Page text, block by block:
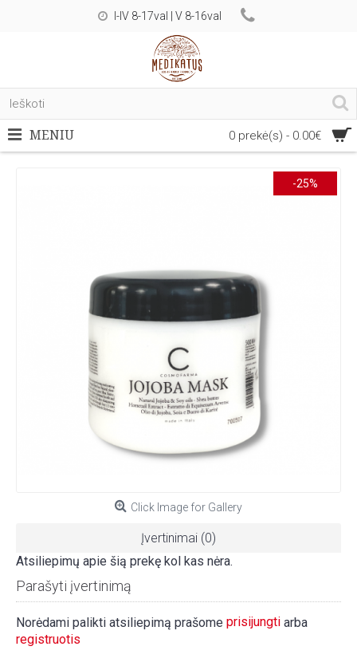
I-IV 8-17val | V 8-16val
0 prekė(s) - 0.00€
MENIU
-25%
Click Image for Gallery
Įvertinimai (0)
Atsiliepimų apie šią prekę kol kas nėra.
Parašyti įvertinimą
Norėdami palikti atsiliepimą prašome prisijungti arba
registruotis